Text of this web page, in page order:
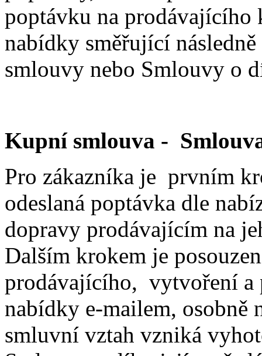
poptávku na prodávajícího
nabídky směřující
smlouvy nebo Smlouvy o
Kupní smlouva -
Pro zákazníka je prvním
odeslaná poptávka dle
dopravy prodávajícím na
Dalším krokem je
prodávajícího, vytvoření a
nabídky e-mailem, osobně
smluvní vztah vzniká